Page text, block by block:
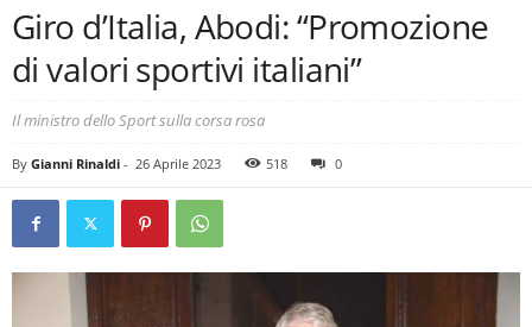
Giro d’Italia, Abodi: “Promozione
di valori sportivi italiani”
Il ministro dello Sport sulla corsa rosa
By Gianni Rinaldi - 26 Aprile 2023 518 0